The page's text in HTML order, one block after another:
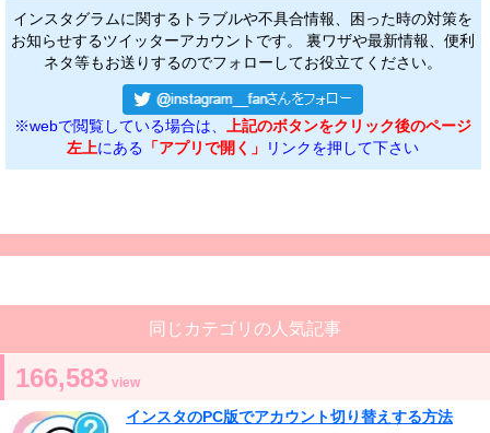
インスタグラムに関するトラブルや不具合情報、困った時の対策を
お知らせするツイッターアカウントです。 裏ワザや最新情報、便利
ネタ等もお送りするのでフォローしてお役立てください。
※webで閲覧している場合は、
上記のボタンをクリック後のページ
左上にある 「アプリで開く」 リンクを押して下さい
同じカテゴリの人気記事
166,583 view
インスタのPC版でアカウント切り替えする方法